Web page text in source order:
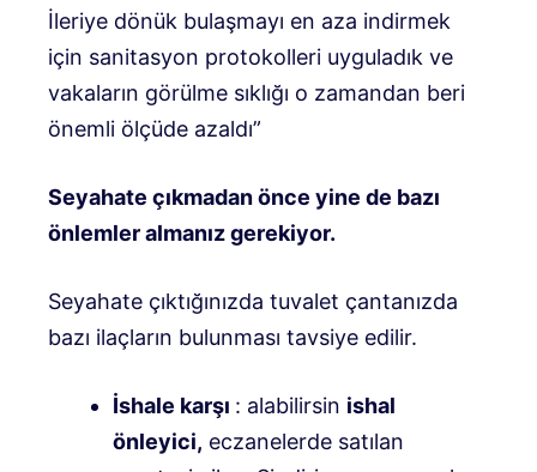
İleriye dönük bulaşmayı en aza indirmek
için sanitasyon protokolleri uyguladık ve
vakaların görülme sıklığı o zamandan beri
önemli ölçüde azaldı”
Seyahate çıkmadan önce yine de bazı
önlemler almanız gerekiyor.
Seyahate çıktığınızda tuvalet çantanızda
bazı ilaçların bulunması tavsiye edilir.
İshale karşı : alabilirsin ishal
önleyici, eczanelerde satılan